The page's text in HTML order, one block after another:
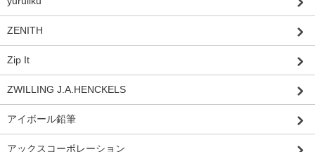
ZENITH
Zip It
ZWILLING J.A.HENCKELS
アイボール鉛筆
アックスコーポレーション